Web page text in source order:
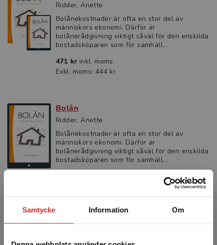
Samtycke Information Om
Ridder, Anette
Bolånekostnader är ofta en stor del av
människors ekonomi. Därför är
bolånerådgivning viktigt såväl för den enskilda
bostadsköparen som för samhäll...
471 kr inkl. moms
Exkl. moms: 444 kr
Bolån
Ridder, Anette
Bolånekostnader är ofta en stor del av
människors ekonomi. Därför är
bolånerådgivning viktigt såväl för den enskilda
bostadsköparen som för samhäll...
Bolån - Övningsbok med lösningar